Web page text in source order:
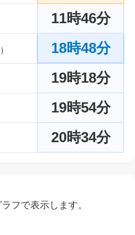
11時46分
18時48分
19時18分
19時54分
20時34分
フで表示します。